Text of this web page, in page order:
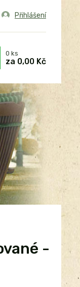
Přihlášení
0 ks
za 0,00 Kč
-